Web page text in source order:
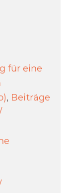
für eine
, Beiträge